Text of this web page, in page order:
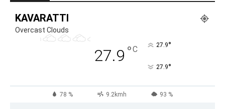
KAVARATTI
Overcast Clouds
27.9 °C 27.9°
27.9°
78 % 9.2kmh 93 %